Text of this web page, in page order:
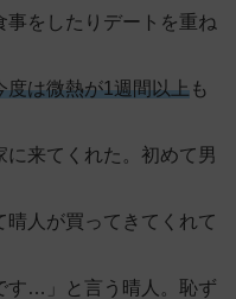
事をしたりデートを重ね
度は微熱が1週間以上も
来てくれた。初めて男
人が買ってきてくれて
す…」と言う晴人。恥ず